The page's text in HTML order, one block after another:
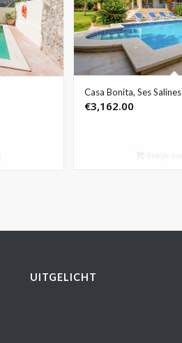
Casa Bonita, Ses Salines
€3,162.00
UITGELICHT